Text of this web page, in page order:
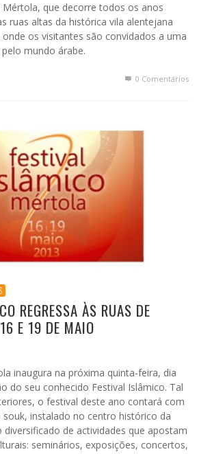
Mértola, que decorre todos os anos
ruas altas da histórica vila alentejana
os visitantes são convidados a uma
mundo árabe.
0 Comentários
REGRESSA ÀS RUAS DE
E 19 DE MAIO
inaugura na próxima quinta-feira, dia
do seu conhecido Festival Islâmico. Tal
o festival deste ano contará com
instalado no centro histórico da
de actividades que apostam
seminários, exposições, concertos,